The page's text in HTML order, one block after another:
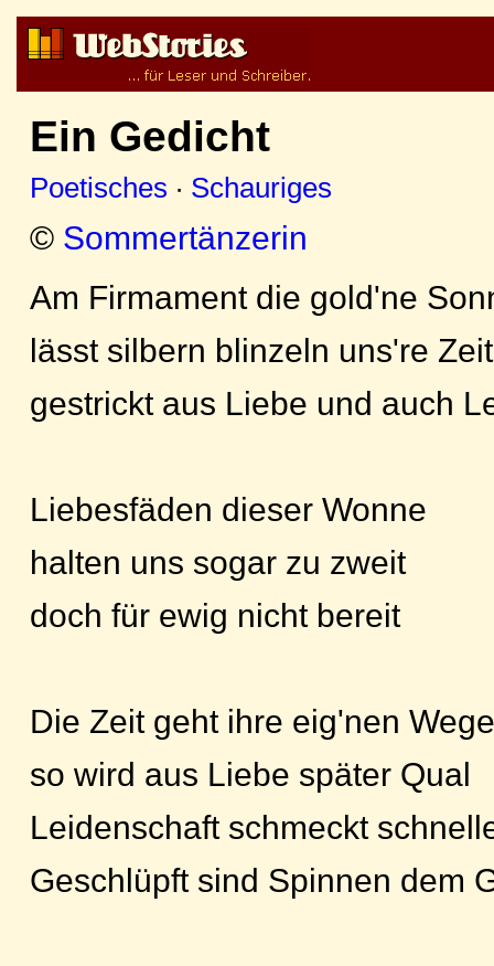
Ein Gedicht
Poetisches · Schauriges
© Sommertänzerin
Am Firmament die gold'ne
lässt silbern blinzeln uns're Zeit
gestrickt aus Liebe und auch
Liebesfäden dieser Wonne
halten uns sogar zu zweit
doch für ewig nicht bereit
Die Zeit geht ihre eig'nen Wege
so wird aus Liebe später Qual
Leidenschaft schmeckt
Geschlüpft sind Spinnen dem